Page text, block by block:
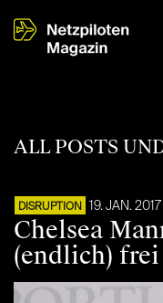
ALL POSTS
DISRUPTION 19. JAN. 2017
Chelsea
(endlich) frei